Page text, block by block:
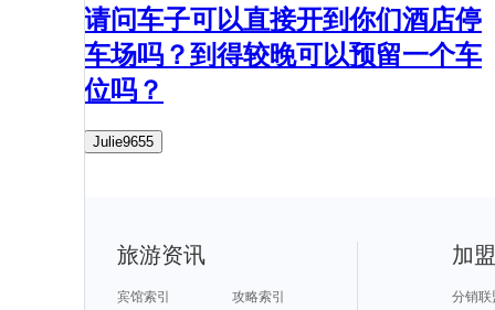
请问车子可以直接开到你们酒店停
车场吗？到得较晚可以预留一个车
位吗？
Julie9655
旅游资讯
宾馆索引
攻略索引
加
分销联